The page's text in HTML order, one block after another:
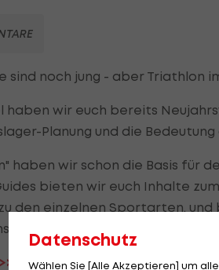
sind noch jung - aber Triathlon
haben wir euch bereits
Planung und die
haben wir schon die Basis für
bieten wir euch Inhalte
zu den einzelnen Sportarten,
Cup.
Datenschutz
Wählen Sie [Alle Akzeptieren] um